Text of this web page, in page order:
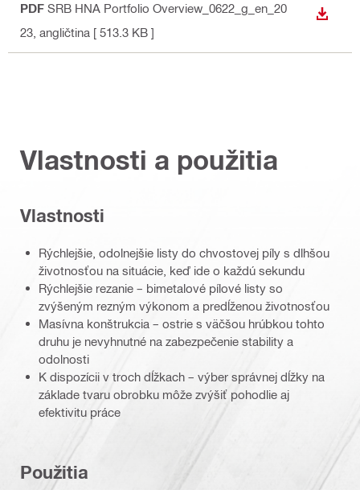
PDF SRB HNA Portfolio Overview_0622_g_en_20
23 , angličtina [ 513.3 KB ]
Vlastnosti a použitia
Vlastnosti
Rýchlejšie, odolnejšie listy do chvostovej píly s dlhšou
životnosťou na situácie, keď ide o každú sekundu
Rýchlejšie rezanie – bimetalové pílové listy so
zvýšeným rezným výkonom a predĺženou životnosťou
Masívna konštrukcia – ostrie s väčšou hrúbkou tohto
druhu je nevyhnutné na zabezpečenie stability a
odolnosti
K dispozícii v troch dĺžkach – výber správnej dĺžky na
základe tvaru obrobku môže zvýšiť pohodlie aj
efektivitu práce
Použitia